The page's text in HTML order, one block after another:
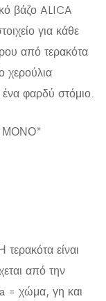
βάζο ALICA
για κάθε
από τερακότα
χερούλια
φαρδύ στόμιο.
ΜΟΝΟ*
είναι
από την
= χώμα, γη και